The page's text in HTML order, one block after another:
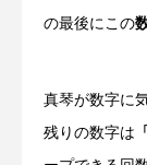
の最後にこの
真琴が数字に
残りの数字は